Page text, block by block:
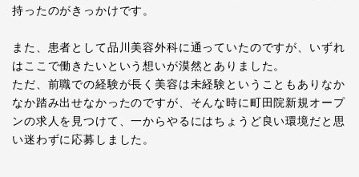
持ったのがきっかけです。
また、患者として品川美容外科に通っていたのですが、いずれ
はここで働きたいという想いが漠然とありました。
ただ、前職での経験が長く美容は未経験ということもありなか
なか踏み出せなかったのですが、そんな時に町田院新規オープ
ンの求人を見つけて、一からやるにはちょうど良い環境だと思
い迷わずに応募しました。